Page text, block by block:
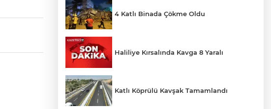
4 Katlı Binada Çökme Oldu
Haliliye Kırsalında Kavga 8 Yaralı
Katlı Köprülü Kavşak Tamamlandı